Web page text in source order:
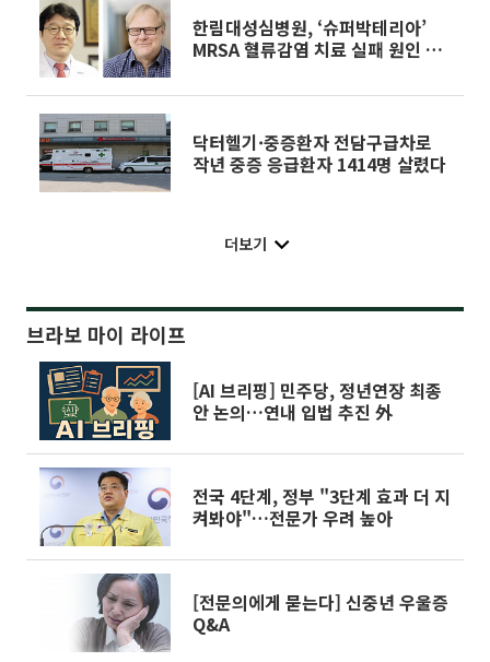
한림대성심병원, ‘슈퍼박테리아’
MRSA 혈류감염 치료 실패 원인 규
닥터헬기·중증환자 전담구급차로
작년 중증 응급환자 1414명 살렸다
더보기
브라보 마이 라이프
[AI 브리핑] 민주당, 정년연장 최종
안 논의…연내 입법 추진 外
전국 4단계, 정부 "3단계 효과 더 지
켜봐야"…전문가 우려 높아
[전문의에게 묻는다] 신중년 우울증
Q&A